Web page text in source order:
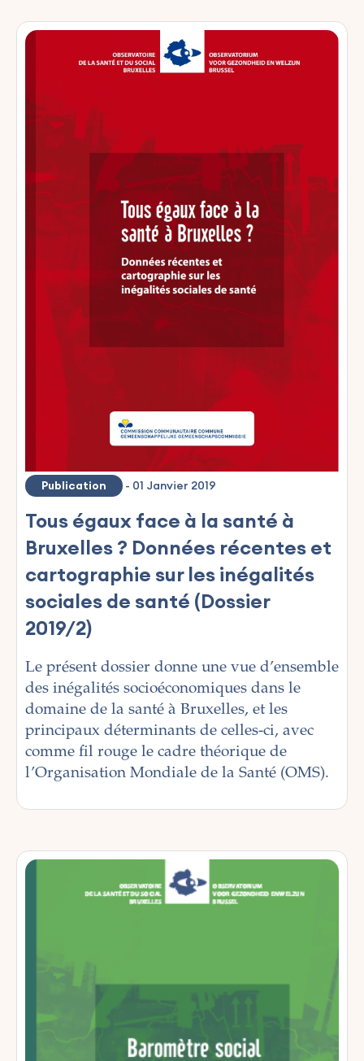
Tous égaux face à la santé à
Bruxelles ? Données récentes et
cartographie sur les inégalités
sociales de santé (Dossier
2019/2)
Publication - 01 Janvier 2019
Le présent dossier donne une vue d’ensemble
des inégalités socioéconomiques dans le
domaine de la santé à Bruxelles, et les
principaux déterminants de celles-ci, avec
comme fil rouge le cadre théorique de
l’Organisation Mondiale de la Santé (OMS).